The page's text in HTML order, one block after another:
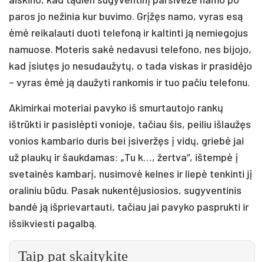
paros jo nežinia kur buvimo. Grįžęs namo, vyras esą
ėmė reikalauti duoti telefoną ir kaltinti ją nemiegojus
namuose. Moteris sakė nedavusi telefono, nes bijojo,
kad įsiutęs jo nesudaužytų, o tada viskas ir prasidėjo
– vyras ėmė ją daužyti rankomis ir tuo pačiu telefonu.
Akimirkai moteriai pavyko iš smurtautojo rankų
ištrūkti ir pasislėpti vonioje, tačiau šis, peiliu išlaužęs
vonios kambario duris bei įsiveržęs į vidų, griebė jai
už plaukų ir šaukdamas: „Tu k…, žertva“, ištempė į
svetainės kambarį, nusimovė kelnes ir liepė tenkinti jį
oraliniu būdu. Pasak nukentėjusiosios, sugyventinis
bandė ją išprievartauti, tačiau jai pavyko pasprukti ir
išsikviesti pagalbą.
Taip pat skaitykite